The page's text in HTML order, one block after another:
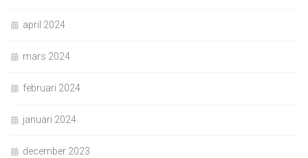
april 2024
mars 2024
februari 2024
januari 2024
december 2023